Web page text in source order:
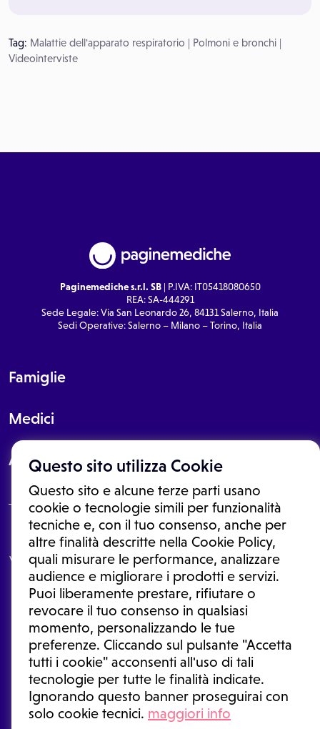
Questo sito utilizza Cookie
Questo sito e alcune terze parti usano
cookie o tecnologie simili per funzionalità
tecniche e, con il tuo consenso, anche per
altre finalità descritte nella Cookie Policy,
quali misurare le performance, analizzare
audience e migliorare i prodotti e servizi.
Puoi liberamente prestare, rifiutare o
revocare il tuo consenso in qualsiasi
momento, personalizzando le tue
preferenze. Cliccando sul pulsante "Accetta
tutti i cookie" acconsenti all'uso di tali
tecnologie per tutte le finalità indicate.
Ignorando questo banner proseguirai con
solo cookie tecnici. maggiori info
Tag: Malattie dell'apparato respiratorio | Polmoni e bronchi |
Videointerviste
Paginemediche s.r.l. SB| P.IVA: IT05418080650
REA: SA-444291
Sede Legale: Via San Leonardo 26, 84131 Salerno, Italia
Sedi Operative: Salerno – Milano – Torino, Italia
Famiglie
Medici
About
Le informazioni proposte in questo sito non sono un consulto medico.
In nessun caso, queste informazioni sostituiscono un consulto, una
visita o una diagnosi formulata dal medico. Non si devono considerare
le informazioni disponibili come suggerimenti per la formulazione di
una diagnosi, la determinazione di un trattamento o l'assunzione o
sospensione di un farmaco senza prima consultare un medico di
medicina generale o uno specialista.
Condizioni di utilizzo|Privacy Policy |Gestione cookie
Ⓒ 2026 | Tutti i diritti riservati.